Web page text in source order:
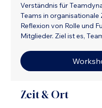
Verständnis für
Teams in
Reflexion von Rolle und
Mitglieder. Ziel ist es,
Zeit & Ort